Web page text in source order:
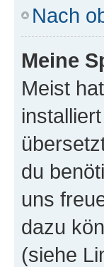
Nach
Meine
Meist
du
uns
dazu
(siehe